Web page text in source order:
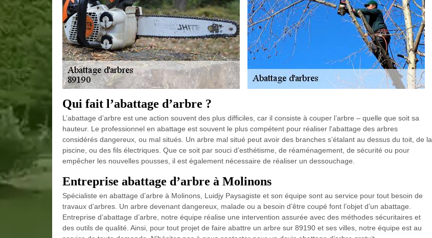
Qui fait l’abattage d’arbre ?
L’abattage d’arbre est une action souvent des plus difficiles, car il consiste à couper l’arbre – quelle que soit sa
hauteur. Le professionnel en abattage est souvent le plus compétent pour réaliser l'abattage des arbres
considérés dangereux, ou mal situés. Un arbre mal situé peut avoir des branches s’étalant au dessus du toit, de la
piscine, ou des fils électriques. Que ce soit par souci d’esthétisme, de réaménagement, de sécurité ou pour
empêcher les nouvelles pousses, il est également nécessaire de réaliser un dessouchage.
Entreprise abattage d’arbre à Molinons
Spécialiste en abattage d’arbre à Molinons, Luidjy Paysagiste et son équipe sont au service pour tout besoin de
travaux d’arbres. Un arbre devenant dangereux, malade ou a besoin d’être coupé font l’objet d’un abattage.
Entreprise d’abattage d’arbre, notre équipe réalise une intervention assurée avec des méthodes sécuritaires et
des outils de qualité. Ainsi, pour tout projet de faire abattre un arbre sur 89190 et ses villes, notre équipe est au